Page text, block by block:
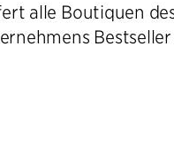
alle Boutiquen